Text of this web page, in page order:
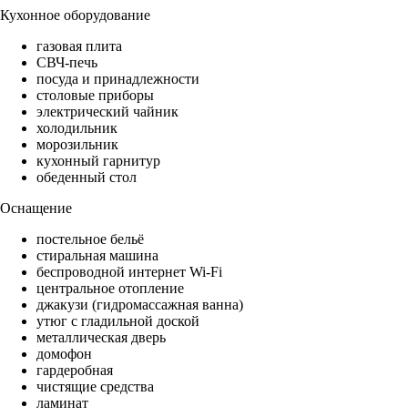
Кухонное оборудование
газовая плита
СВЧ-печь
посуда и принадлежности
столовые приборы
электрический чайник
холодильник
морозильник
кухонный гарнитур
обеденный стол
Оснащение
постельное бельё
стиральная машина
беспроводной интернет Wi-Fi
центральное отопление
джакузи (гидромассажная ванна)
утюг с гладильной доской
металлическая дверь
домофон
гардеробная
чистящие средства
ламинат